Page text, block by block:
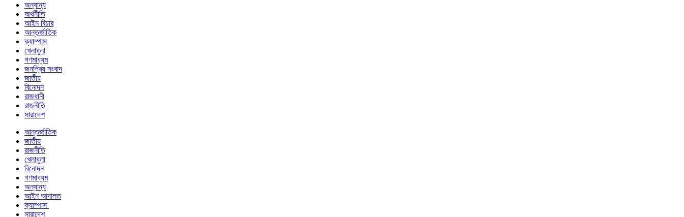
অন্যান্য
অর্থনীতি
আইন বিচার
আন্তর্জাতিক
ক্যাম্পাস
খেলাধুলা
গণমাধ্যম
জনপ্রিয় সংবাদ
জাতীয়
বিনোদন
রাজধানী
রাজনীতি
সারাদেশ
আন্তর্জাতিক
জাতীয়
রাজনীতি
খেলাধুলা
বিনোদন
গণমাধ্যম
অন্যান্য
আইন আদালত
ক্যাম্পাস
সারাদেশ